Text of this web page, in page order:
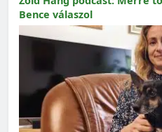
Bence válaszol